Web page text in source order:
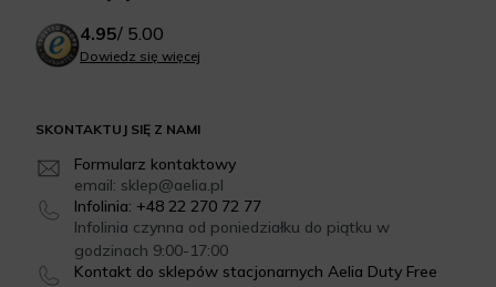
SKONTAKTUJ SIĘ Z NAMI
Formularz kontaktowy
email: sklep@aelia.pl
Infolinia: +48 22 270 72 77
Infolinia czynna od poniedziałku do piątku w
godzinach 9:00-17:00
Kontakt do sklepów stacjonarnych Aelia Duty Free
4.95/ 5.00
Dowiedz się więcej